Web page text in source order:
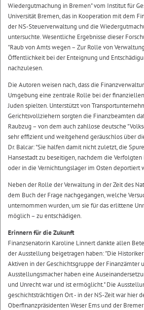
Wiedergutmachung in Bremen" vom Institut für
Universität Bremen, das in Kooperation mit dem
der NS-Steuerverwaltung und die
untersuchte. Wesentliche Ergebnisse dieser
"Raub von Amts wegen – Zur Rolle von
Öffentlichkeit bei der Enteignung und
nachzulesen.
Die Autoren weisen nach, dass die
Umgebung eine zentrale Rolle bei der
Juden spielten. Unterstützt von
Gerichtsvollziehern sorgten die Finanzbeamten
Raubzug – von dem auch zahllose deutsche
sehr effizient und weitgehend geräuschlos über
Dr. Balcar: "Sie halfen damit nicht zuletzt, die
Hansestadt zu beseitigen, nachdem die
oder in die Vernichtungslager im Osten deportiert
Neben der Rolle der Verwaltung in der Zeit des
dem Buch der Frage nachgegangen, welche
unternommen wurden, um sie für das erlittene
möglich – zu entschädigen.
Erinnern für die Zukunft
Finanzsenatorin Karoline Linnert dankte allen
der Ausstellung beigetragen haben: "Die
Aktiven in der Geschichtsgruppe der Finanzämter
Ausstellungsmacher haben eine
und Unrecht war und ist ermöglicht." Die
geschichtsträchtigen Ort - in der NS-Zeit war hier
Oberfinanzpräsidenten Weser Ems und der